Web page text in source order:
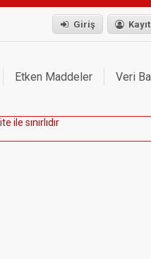
Giriş Kayıt
Etken Maddeler Veri
ite i e sınırıdır